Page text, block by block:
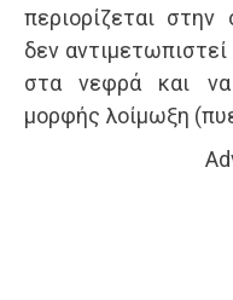
περιορίζεται
δεν
στα νεφρά και να
μορφής λοίμωξη